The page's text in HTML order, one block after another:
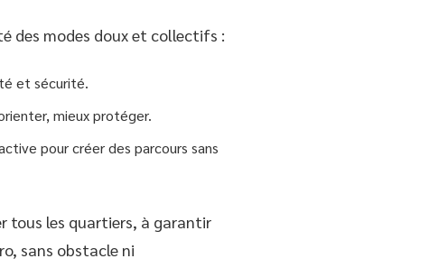
des modes doux et collectifs :
et sécurité.
mieux protéger.
pour créer des parcours sans
tous les quartiers, à garantir
sans obstacle ni